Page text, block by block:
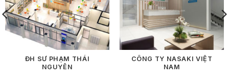
ĐH SƯ PHẠM THÁI
NGUYÊN
CÔNG TY NASAKI VIỆT
NAM